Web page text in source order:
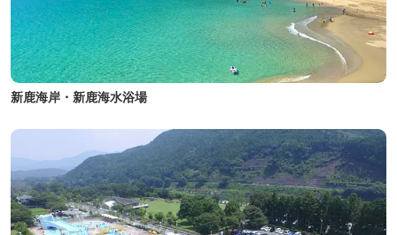
新鹿海岸・新鹿海水浴場